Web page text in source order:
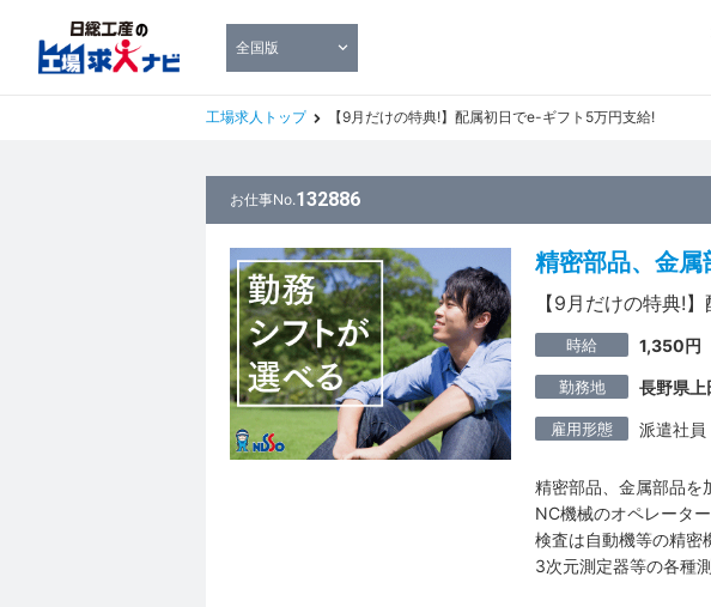
全国版
工場求人トップ 【9月だけの特典!】配属初日でe-ギフト5万円支給!
お仕事No.132886
精密部品、金
【9月だけの特典!
時給 1,350円
勤務地 長野県
雇用形態 派遣社員
精密部品、金属部品を
NC機械のオペレータ
検査は自動機等の精密
3次元測定器等の各種